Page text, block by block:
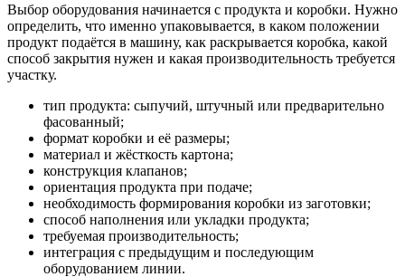
Выбор оборудования начинается с продукта и коробки. Нужно
определить, что именно упаковывается, в каком положении
продукт подаётся в машину, как раскрывается коробка, какой
способ закрытия нужен и какая производительность требуется
участку.
тип продукта: сыпучий, штучный или предварительно
фасованный;
формат коробки и её размеры;
материал и жёсткость картона;
конструкция клапанов;
ориентация продукта при подаче;
необходимость формирования коробки из заготовки;
способ наполнения или укладки продукта;
требуемая производительность;
интеграция с предыдущим и последующим
оборудованием линии.